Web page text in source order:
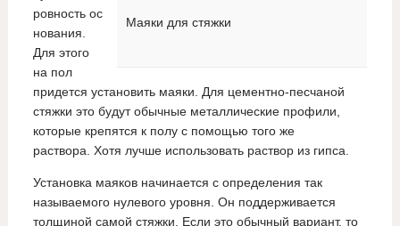
Маяки для стяжки
ровность ос
нования.
Для этого
на пол
придется установить маяки. Для цементно-песчаной
стяжки это будут обычные металлические профили,
которые крепятся к полу с помощью того же
раствора. Хотя лучше использовать раствор из гипса.
Установка маяков начинается с определения так
называемого нулевого уровня. Он поддерживается
толщиной самой стяжки. Если это обычный вариант, то